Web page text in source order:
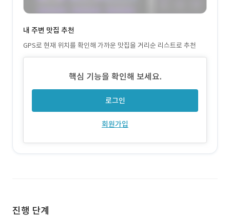
내 주변 맛집 추천
GPS로 현재 위치를 확인해 가까운 맛집을 거리순 리스트로 추천
핵심 기능을 확인해 보세요.
로그인
회원가입
진행 단계